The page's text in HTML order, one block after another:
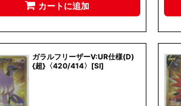
カートに追加
ガラルフリーザーV:UR仕様(D)
{超}〈420/414〉[SI]